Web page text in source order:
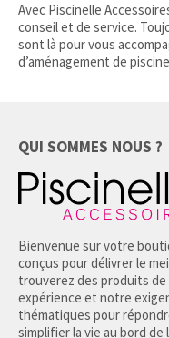
Avec Piscinelle
conseil et de service.
sont là pour vous
d’aménagement de
QUI SOMMES NOUS ?
Bienvenue sur votre
conçus pour délivrer le
trouverez des produits
expérience et notre
thématiques pour
simplifier la vie au bord de